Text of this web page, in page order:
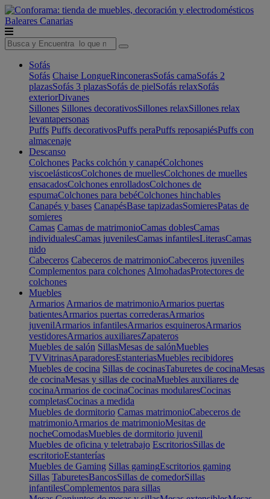
Baleares Canarias
Sofás
Sofás Chaise LongueRinconerasSofás camaSofás 2
plazasSofás 3 plazasSofás de pielSofás relaxSofás
exteriorDivanes
Sillones Sillones decorativosSillones relaxSillones relax
levantapersonas
Puffs Puffs decorativosPuffs peraPuffs reposapiésPuffs con
almacenaje
Descanso
Colchones Packs colchón y canapéColchones
viscoelásticosColchones de muellesColchones de muelles
ensacadosColchones enrolladosColchones de
espumaColchones para bebéColchones hinchables
Canapés y bases CanapésBase tapizadasSomieresPatas de
somieres
Camas Camas de matrimonioCamas doblesCamas
individualesCamas juvenilesCamas infantilesLiterasCamas
nido
Cabeceros Cabeceros de matrimonioCabeceros juveniles
Complementos para colchones AlmohadasProtectores de
colchones
Muebles
Armarios Armarios de matrimonioArmarios puertas
batientesArmarios puertas correderasArmarios
juvenilArmarios infantilesArmarios esquinerosArmarios
vestidoresArmarios auxiliaresZapateros
Muebles de salón SillasMesas de salónMuebles
TVVitrinasAparadoresEstanteriasMuebles recibidores
Muebles de cocina Sillas de cocinasTaburetes de cocinaMesas
de cocinaMesas y sillas de cocinaMuebles auxiliares de
cocinaArmarios de cocinaCocinas modularesCocinas
completasCocinas a medida
Muebles de dormitorio Camas matrimonioCabeceros de
matrimonioArmarios de matrimonioMesitas de
nocheComodasMuebles de dormitorio juvenil
Muebles de oficina y teletrabajo EscritoriosSillas de
escritorioEstanterías
Muebles de Gaming Sillas gamingEscritorios gaming
Sillas TaburetesBancosSillas de comedorSillas
infantilesComplementos para sillas